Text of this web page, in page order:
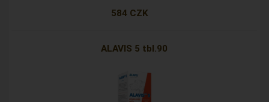
584 CZK
ALAVIS 5 tbl.90